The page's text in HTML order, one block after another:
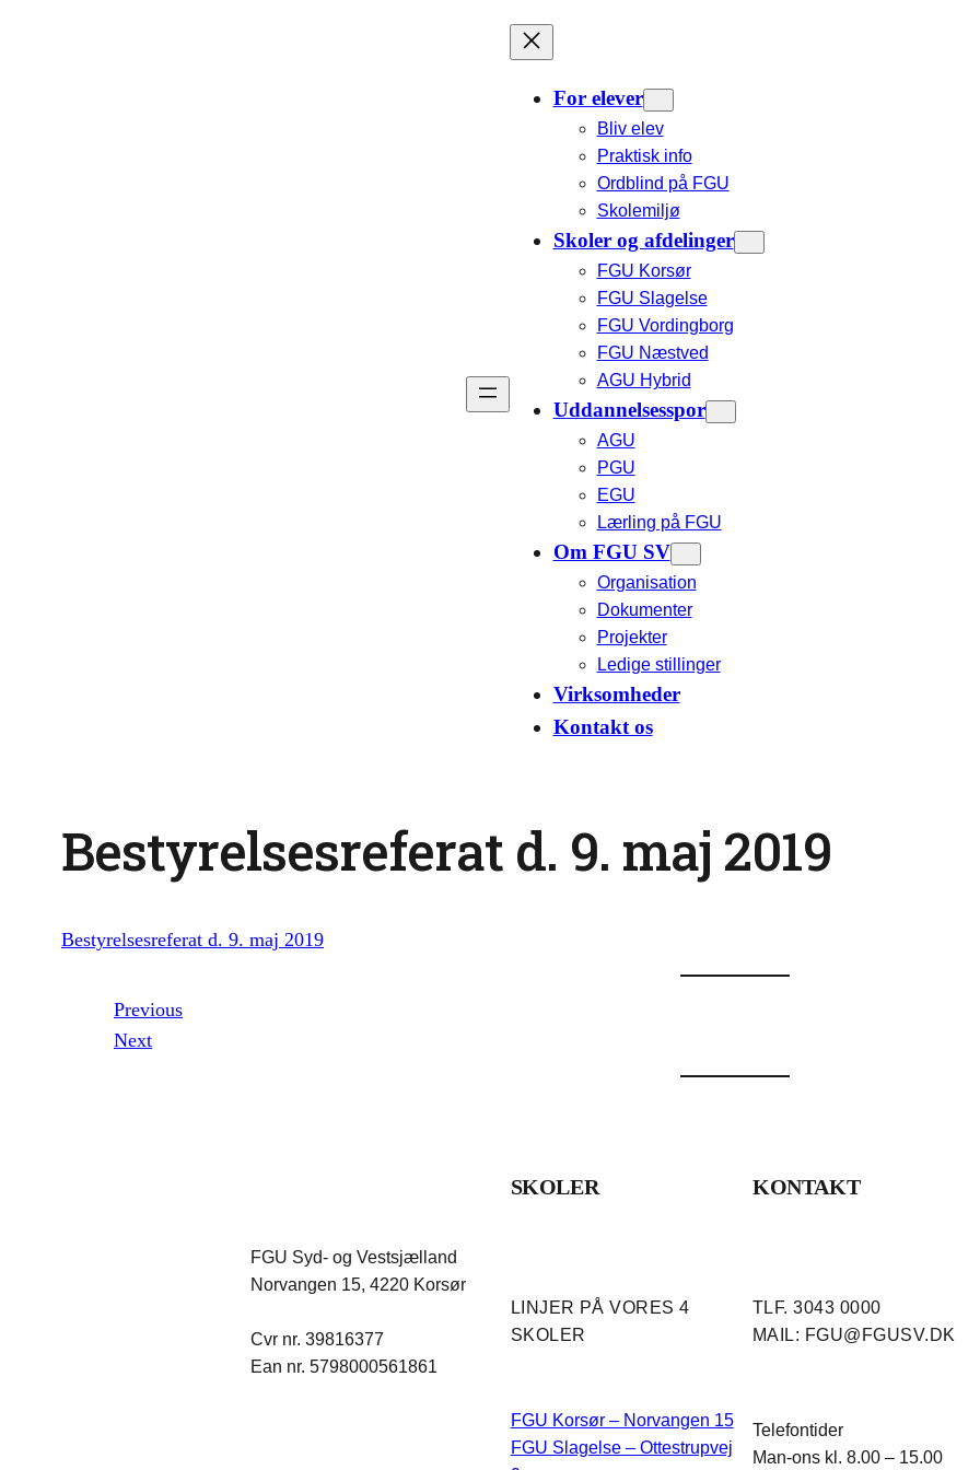
For elever
Bliv elev
Praktisk info
Ordblind på FGU
Skolemiljø
Skoler og afdelinger
FGU Korsør
FGU Slagelse
FGU Vordingborg
FGU Næstved
AGU Hybrid
Uddannelsesspor
AGU
PGU
EGU
Lærling på FGU
Om FGU SV
Organisation
Dokumenter
Projekter
Ledige stillinger
Virksomheder
Kontakt os
Bestyrelsesreferat d. 9. maj 2019
Bestyrelsesreferat d. 9. maj 2019
Previous
Next
FGU Syd- og Vestsjælland
Norvangen 15, 4220 Korsør
Cvr nr. 39816377
Ean nr. 5798000561861
SKOLER
LINJER PÅ VORES 4
SKOLER
FGU Korsør – Norvangen 15
FGU Slagelse – Ottestrupvej
KONTAKT
TLF. 3043 0000
MAIL: FGU@FGUSV.DK
Telefontider
Man-ons kl. 8.00 – 15.00